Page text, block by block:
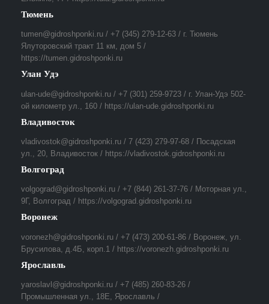
Тюмень
tumen@gidroshponki.ru / +7 (345) 279-12-63 / г. Тюмень
Ялуторовский тракт 11 км, дом 5 /
https://tumen.gidroshponki.ru
Улан Удэ
ulan-ude@gidroshponki.ru / +7 (301) 259-9723 / г. Улан-Удэ 502-
ой километр ул., 160 / https://ulan-ude.gidroshponki.ru
Владивосток
vladivostok@gidroshponki.ru / 7 (423) 279-97-68 / Посадская
ул., 20, Владивосток / https://vladivostok.gidroshponki.ru
Волгоград
volgograd@gidroshponki.ru / +7 (844) 261-37-76 / Моторная ул.,
9Г, Волгоград / https://volgograd.gidroshponki.ru
Воронеж
voronezh@gidroshponki.ru / +7 (473) 200-61-86 / Воронеж, ул.
Брусилова, д.4Б, корп.1 / https://voronezh.gidroshponki.ru
Ярославль
yaroslavl@gidroshponki.ru / +7 (485) 260-83-26 /
Промышленная ул., 18Е, Ярославль /